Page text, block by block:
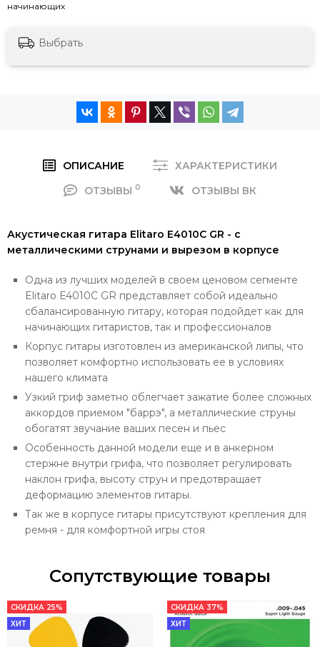
начинающих
Выбрать
ОПИСАНИЕ
ХАРАКТЕРИСТИКИ
ОТЗЫВЫ 0 ОТЗЫВЫ ВК
Акустическая гитара Elitaro E4010C GR - с
металлическими струнами и вырезом в корпусе
Одна из лучших моделей в своем ценовом сегменте
Elitaro E4010C GR представляет собой идеально
сбалансированную гитару, которая подойдет как для
начинающих гитаристов, так и профессионалов
Корпус гитары изготовлен из американской липы, что
позволяет комфортно использовать ее в условиях
нашего климата
Узкий гриф заметно облегчает зажатие более сложных
аккордов приемом "баррэ", а металлические струны
обогатят звучание ваших песен и пьес
Особенность данной модели еще и в анкерном
стержне внутри грифа, что позволяет регулировать
наклон грифа, высоту струн и предотвращает
деформацию элементов гитары.
Так же в корпусе гитары присутствуют крепления для
ремня - для комфортной игры стоя
Сопутствующие товары
СКИДКА 25%
ХИТ
СКИДКА 37%
ХИТ